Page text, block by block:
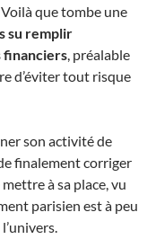
que tombe une
su remplir
financiers, préalable
d’éviter tout risque
son activité de
finalement corriger
à sa place, vu
parisien est à peu